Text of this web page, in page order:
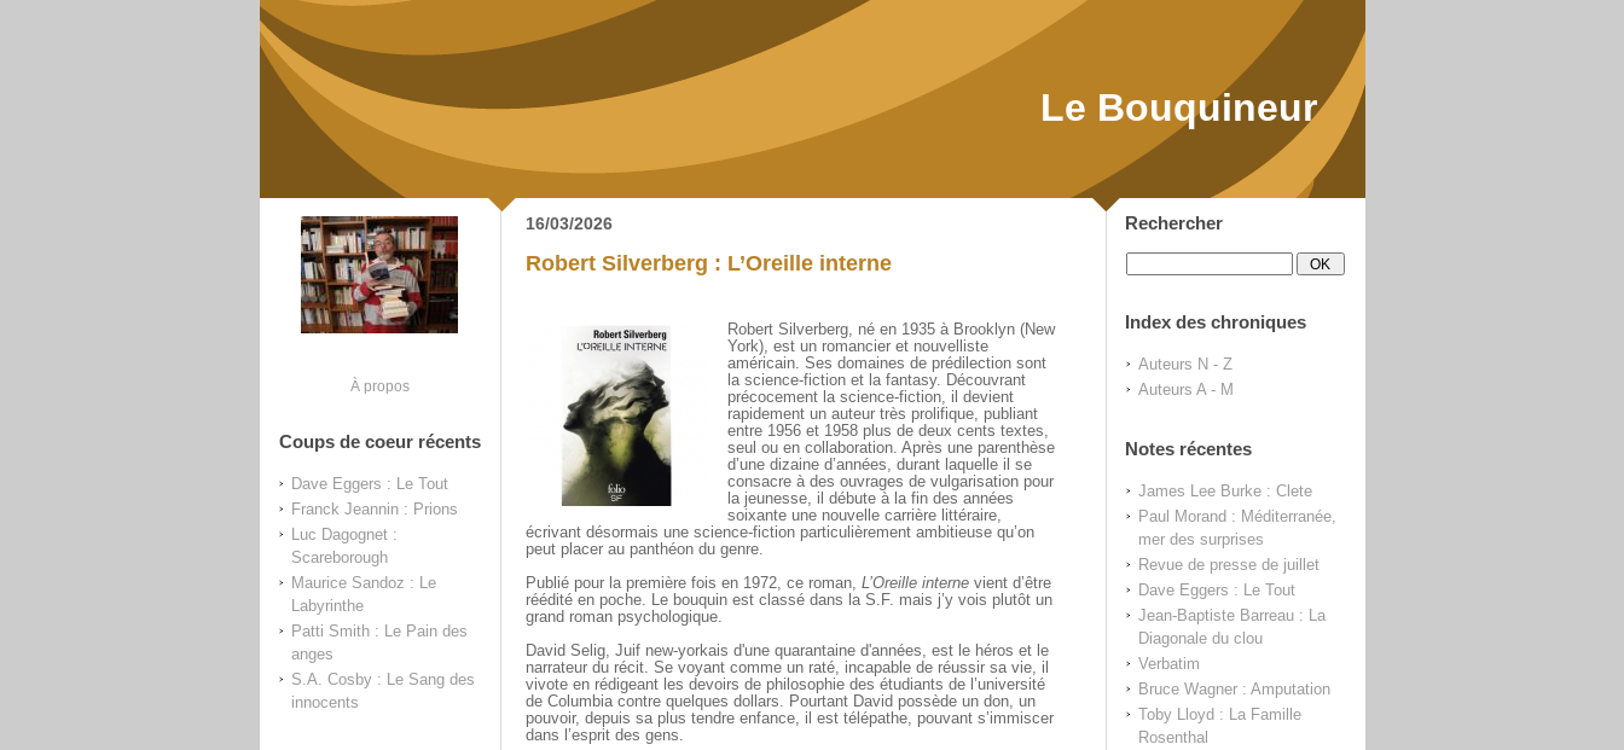
Le Bouquineur
À propos
Coups de coeur récents
Dave Eggers : Le Tout
Franck Jeannin : Prions
Luc Dagognet :
Scareborough
Maurice Sandoz : Le
Labyrinthe
Patti Smith : Le Pain des
anges
S.A. Cosby : Le Sang des
innocents
Rechercher
Index des chroniques
Auteurs N - Z
Auteurs A - M
Notes récentes
James Lee Burke : Clete
Paul Morand : Méditerranée,
mer des surprises
Revue de presse de juillet
Dave Eggers : Le Tout
Jean-Baptiste Barreau : La
Diagonale du clou
Verbatim
Bruce Wagner : Amputation
Toby Lloyd : La Famille
Rosenthal
16/03/2026
Robert Silverberg : L’Oreille interne
Robert Silverberg, né en 1935 à Brooklyn (New
York), est un romancier et nouvelliste
américain. Ses domaines de prédilection sont
la science-fiction et la fantasy. Découvrant
précocement la science-fiction, il devient
rapidement un auteur très prolifique, publiant
entre 1956 et 1958 plus de deux cents textes,
seul ou en collaboration. Après une parenthèse
d’une dizaine d’années, durant laquelle il se
consacre à des ouvrages de vulgarisation pour
la jeunesse, il débute à la fin des années
soixante une nouvelle carrière littéraire,
écrivant désormais une science-fiction particulièrement ambitieuse qu’on
peut placer au panthéon du genre.
Publié pour la première fois en 1972, ce roman, L’Oreille internevient d’être
réédité en poche. Le bouquin est classé dans la S.F. mais j’y vois plutôt un
grand roman psychologique.
David Selig, Juif new-yorkais d'une quarantaine d'années, est le héros et le
narrateur du récit. Se voyant comme un raté, incapable de réussir sa vie, il
vivote en rédigeant les devoirs de philosophie des étudiants de l’université
de Columbia contre quelques dollars. Pourtant David possède un don, un
pouvoir, depuis sa plus tendre enfance, il est télépathe, pouvant s’immiscer
dans l’esprit des gens.